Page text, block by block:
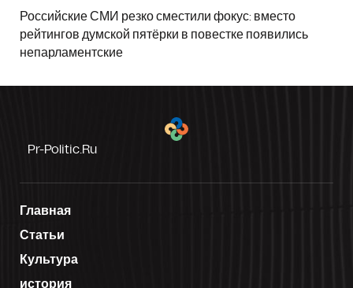
Российские СМИ резко сместили фокус: вместо
рейтингов думской пятёрки в повестке появились
непарламентские
Pr-Politic.ru
Главная
Статьи
Культура
история